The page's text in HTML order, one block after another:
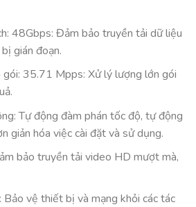
48Gbps: Đảm bảo truyền tải dữ liệu
gián đoạn.
gói: 35.71 Mpps: Xửlý lượng lớn gói
ả.
Tự động đàm phán tốc độ, tự động
giản hóa việc cài đặt và sửdụng.
ảm bảo truyền tải video HD mượt mà,
Bảo vệ thiết bị và mạng khỏi các tác